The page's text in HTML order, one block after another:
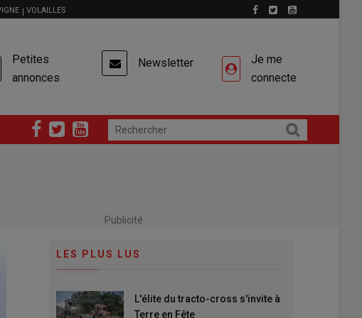
VOLAILLES
Petites
annonces
Newsletter
Je me
connecte
Publicité
LES PLUS LUS
L'élite du tracto-cross s'invite à
Terre en Fête